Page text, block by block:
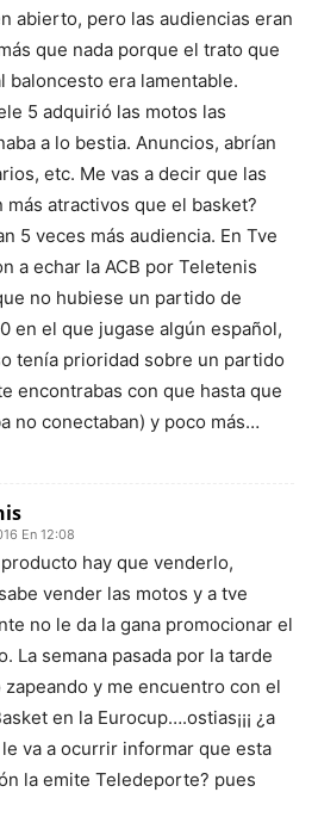
abierto, pero las audiencias eran
que nada porque el trato que
baloncesto era lamentable.
5 adquirió las motos las
a lo bestia. Anuncios, abrían
etc. Me vas a decir que las
más atractivos que el basket?
5 veces más audiencia. En Tve
a echar la ACB por Teletenis
no hubiese un partido de
en el que jugase algún español,
tenía prioridad sobre un partido
encontrabas con que hasta que
no conectaban) y poco más…
En 12:08
hay que venderlo,
vender las motos y a tve
no le da la gana promocionar el
La semana pasada por la tarde
zapeando y me encuentro con el
en la Eurocup….ostias¡¡¡ ¿a
va a ocurrir informar que esta
la emite Teledeporte? pues